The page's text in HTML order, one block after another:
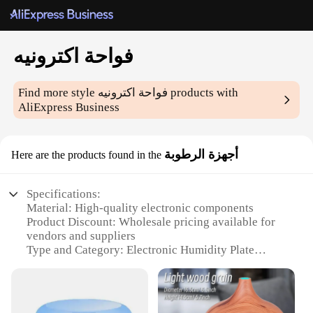
فواحة اكترونيه
Find more style فواحة اكترونيه products with
AliExpress Business
Here are the products found in the أجهزة الرطوبة
Specifications:
Material: High-quality electronic components
Product Discount: Wholesale pricing available for
vendors and suppliers
Type and Category: Electronic Humidity Plate
Usage and Purpose: Ideal for monitoring and
controlling humidity levels in various environments